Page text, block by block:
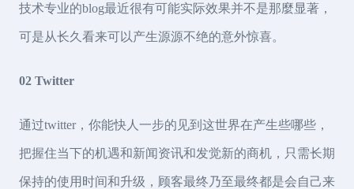
技术专业的blog最近很有可能实际效果并不是那麼显著，
可是从长久看来可以产生源源不绝的意外惊喜。
02 Twitter
通过twitter，你能快人一步的见到这世界在产生些哪些，
把握住当下的机遇和新闻资讯和发觉新的商机，只需长期
保持的使用时间和升级，顾客最终乃至最终都是会自己来